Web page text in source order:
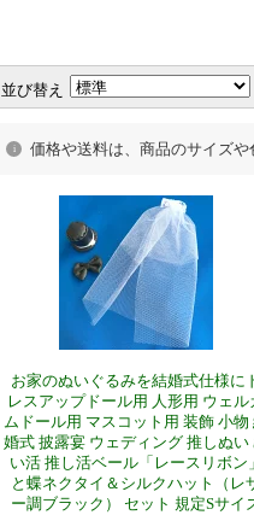
並び替え
価格や送料は、商品のサイズや
お家のぬいぐるみを結婚式仕様に
レスアップドール用 人形用 ウェル
ムドール用 マスコット用 装飾 小物
婚式 披露宴 ウェディング 推しぬい
い活 推し活ベール「レースリボン」
と蝶ネクタイ＆シルクハット（レ
ー調ブラック） セット 規定Sサイ